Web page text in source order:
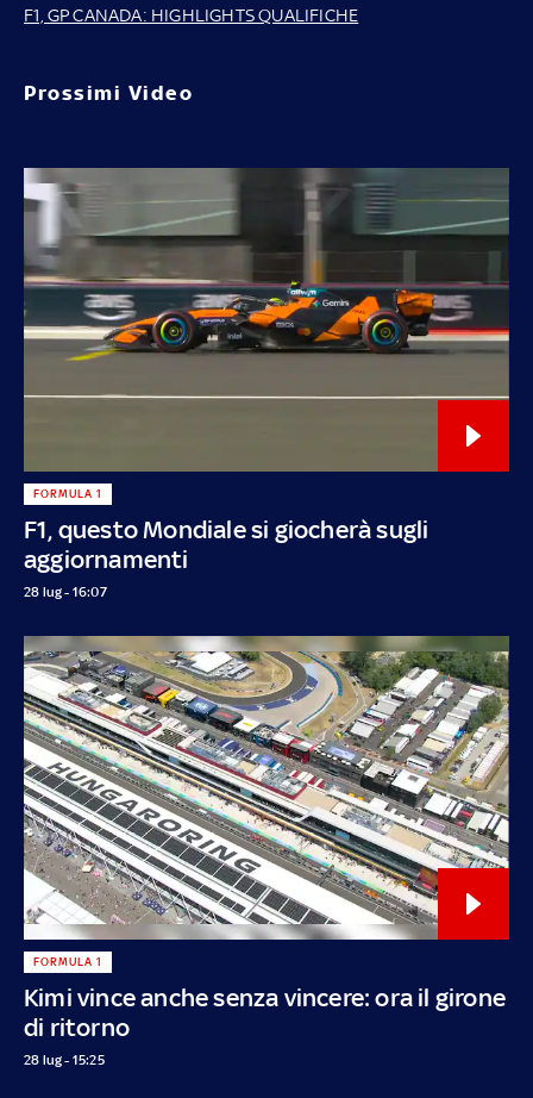
F1, GP CANADA: HIGHLIGHTS QUALIFICHE
Prossimi Video
F1, questo Mondiale si giocherà sugli
aggiornamenti
FORMULA 1
28 lug - 16:07
Kimi vince anche senza vincere: ora il girone
di ritorno
FORMULA 1
28 lug - 15:25